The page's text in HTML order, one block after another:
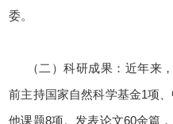
委。
（二）科研成果：近年来，
前主持国家自然科学基金1项
他课题8项。发表论文60余篇